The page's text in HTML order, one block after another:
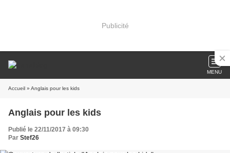
Publicité
MENU
Accueil » Anglais pour les kids
Anglais pour les kids
Publié le 22/11/2017 à 09:30
Par Stef26